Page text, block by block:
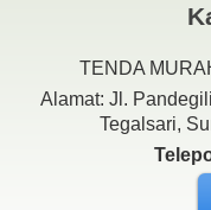
TENDA
Alamat: Jl.
Tegalsari,